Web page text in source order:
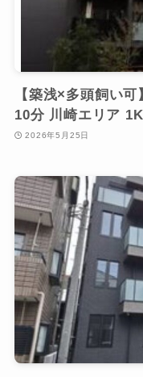
【築浅×多頭飼い
10分 川崎エリア
2026年5月25日